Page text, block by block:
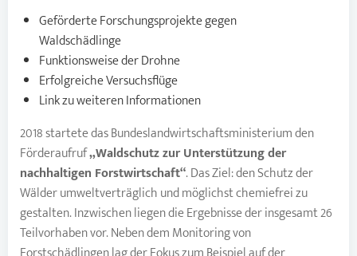
Geförderte Forschungsprojekte gegen
Waldschädlinge
Funktionsweise der Drohne
Erfolgreiche Versuchsflüge
Link zu weiteren Informationen
2018 startete das Bundeslandwirtschaftsministerium den
Förderaufruf„Waldschutz zur Unterstützung der
nachhaltigen Forstwirtschaft“. Das Ziel: den Schutz der
Wälder umweltverträglich und möglichst chemiefrei zu
gestalten. Inzwischen liegen die Ergebnisse der insgesamt 26
Teilvorhaben vor. Neben dem Monitoring von